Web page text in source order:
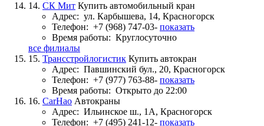
14. СК Мит Купить автомобильный кран
Адрес: ул. Карбышева, 14, Красногорск
Телефон: +7 (968) 747-03- показать
Время работы: Круглосуточно
все филиалы
15. Трансстройлогистик Купить автокран
Адрес: Павшинский бул., 20, Красногорск
Телефон: +7 (977) 763-88- показать
Время работы: Открыто до 22:00
16. CarHao Автокраны
Адрес: Ильинское ш., 1А, Красногорск
Телефон: +7 (495) 241-12- показать